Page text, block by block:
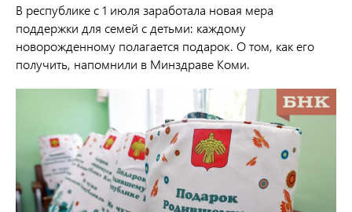
В республике с 1 июля заработала новая мера
поддержки для семей с детьми: каждому
новорожденному полагается подарок. О том, как его
получить, напомнили в Минздраве Коми.